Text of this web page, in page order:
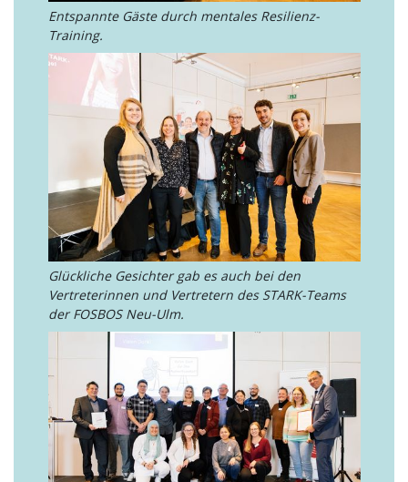
Entspannte Gäste durch mentales Resilienz-
Training.
Glückliche Gesichter gab es auch bei den
Vertreterinnen und Vertretern des STARK-Teams
der FOSBOS Neu-Ulm.